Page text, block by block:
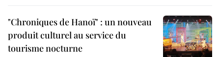
"Chroniques de Hanoï" : un nouveau
produit culturel au service du
tourisme nocturne